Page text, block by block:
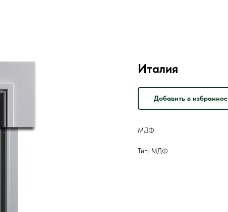
Италия
Добавить в избранное
МДФ
Тип: МДФ